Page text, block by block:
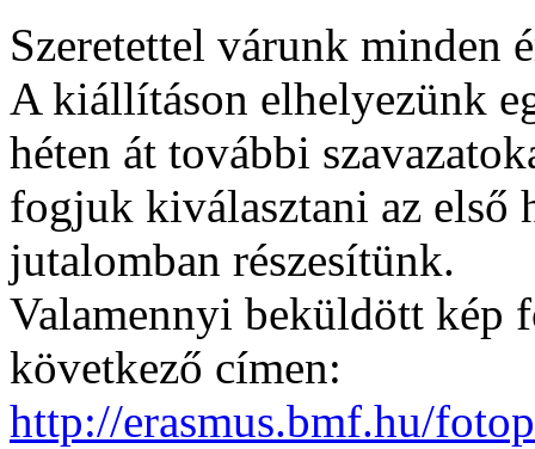
Szeretettel várunk minden
A kiállításon elhelyezünk
héten át további
fogjuk kiválasztani az első
jutalomban részesítünk.
Valamennyi beküldött kép
következő címen:
http://erasmus.bmf.hu/